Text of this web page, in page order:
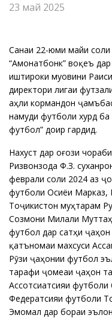
23 май 2025
Санаи 22-юми майи
“Амонатбонк” воқеъ
иштироки муовини
директори лигаи
аҳли кормандон
намуди футболи хурд
футбол” доир гардид.
Нахуст дар оғози
Ризвонзода Ф.З.
феврали соли 2024 аз
футболи Осиёи
Тоҷикистон муҳтарам
Созмони Милали
футбол дар сатҳи
қатъномаи махсуси
Рӯзи ҷаҳонии футбол
тарафи ҷомеаи ҷаҳонӣ
Ассотсиатсияи футболи
Федератсияи футболи
Эмомалӣ дар бораи